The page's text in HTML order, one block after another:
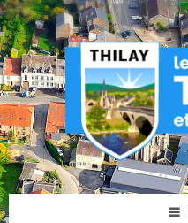
Skip
to
content
Skip
to
left
sidebar
Skip
to
footer